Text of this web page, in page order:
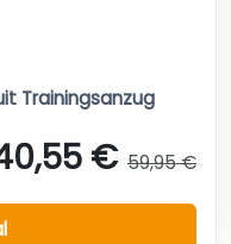
Trainingsanzug
€ 59,95 €